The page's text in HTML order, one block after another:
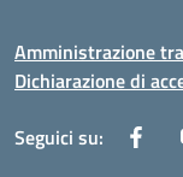
Amministrazione
Dichiarazione di
Seguici su: